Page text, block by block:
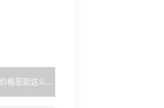
正规翻译公司收费标准是什么？为什么价格差距这么大？